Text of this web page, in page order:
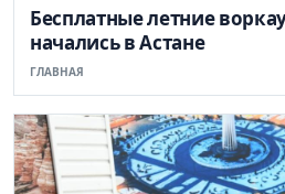
Бесплатные летние
начались в Астане
ГЛАВНАЯ